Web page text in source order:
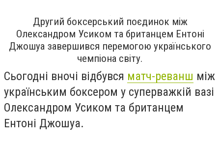
Другий боксерський поєдинок між
Олександром Усиком та британцем Ентоні
Джошуа завершився перемогою українського
чемпіона світу.
Сьогодні вночі відбувся матч-реванш між
українським боксером у суперважкій вазі
Олександром Усиком та британцем
Ентоні Джошуа.